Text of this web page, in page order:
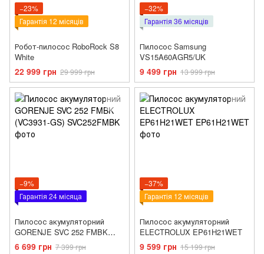
−23%
Гарантія 12 місяців
Робот-пилосос RoboRock S8
White
22 999 грн 29 999 грн
−32%
Гарантія 36 місяців
Пилосос Samsung
VS15A60AGR5/UK
9 499 грн 13 999 грн
−9%
Гарантія 24 місяца
Пилосос акумуляторний
GORENJE SVC 252 FMBK
(VC3931-GS)
6 699 грн 7 399 грн
−37%
Гарантія 12 місяців
Пилосос акумуляторний
ELECTROLUX EP61H21WET
9 599 грн 15 199 грн